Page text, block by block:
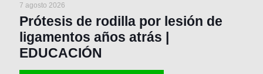
7 agosto 2026
Prótesis de rodilla por lesión de
ligamentos años atrás |
EDUCACIÓN